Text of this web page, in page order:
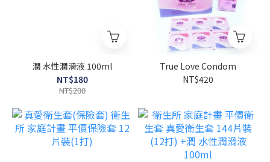
潤 水性潤滑液 100ml
NT$180
NT$200
True Love Condom
NT$420